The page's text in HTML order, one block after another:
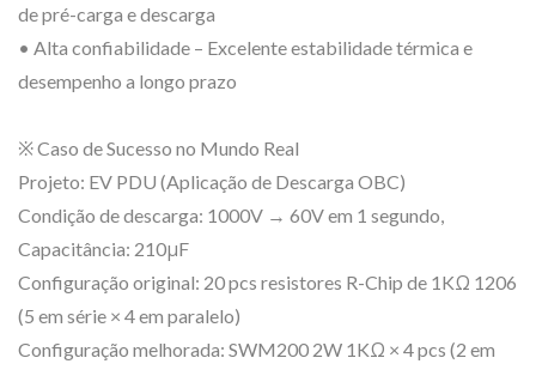
de pré-carga e descarga
• Alta confiabilidade – Excelente estabilidade térmica e
desempenho a longo prazo
※ Caso de Sucesso no Mundo Real
Projeto: EV PDU (Aplicação de Descarga OBC)
Condição de descarga: 1000V → 60V em 1 segundo,
Capacitância: 210μF
Configuração original: 20 pcs resistores R-Chip de 1KΩ 1206
(5 em série × 4 em paralelo)
Configuração melhorada: SWM200 2W 1KΩ × 4 pcs (2 em